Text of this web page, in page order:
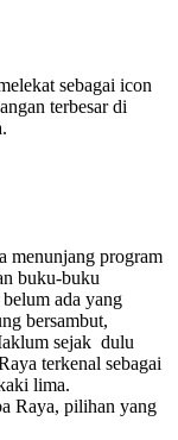
sebagai icon
terbesar di
menunjang program
buku-buku
ada yang
bersambut,
sejak dulu
terkenal sebagai
lima.
Raya, pilihan yang